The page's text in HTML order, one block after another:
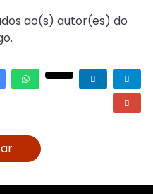
ao(s) autor(es) do